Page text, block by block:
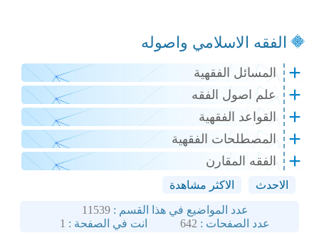
الفقه الاسلامي واصوله
المسائل الفقهية
علم اصول الفقه
القواعد الفقهية
المصطلحات الفقهية
الفقه المقارن
الاحدث الاكثر مشاهدة
عدد المواضيع في هذا القسم :11539
عدد الصفحات : 642 انت في الصفحة : 1